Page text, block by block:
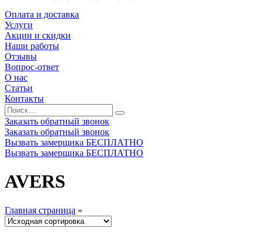
Оплата и доставка
Услуги
Акции и скидки
Наши работы
Отзывы
Вопрос-ответ
О нас
Статьи
Контакты
Заказать обратный звонок
Заказать обратный звонок
Вызвать замерщика БЕСПЛАТНО
Вызвать замерщика БЕСПЛАТНО
AVERS
Главная страница »